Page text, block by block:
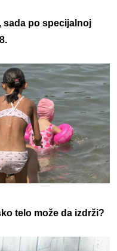
sada po specijalnoj
telo može da izdrži?